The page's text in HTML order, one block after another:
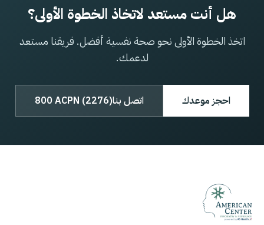
هل أنت مستعد لاتخاذ الخطوة الأولى؟
اتخذ الخطوة الأولى نحو صحة نفسية أفضل. فريقنا مستعد
لدعمك.
احجز موعدك اتصل بنا800 ACPN (2276)